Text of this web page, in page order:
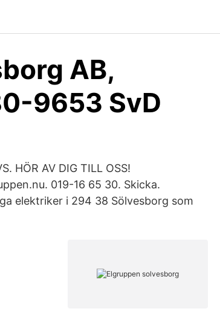
AB,
9653 SvD
HÖR AV DIG TILL OSS!
019-16 65 30. Skicka.
elektriker i 294 38 Sölvesborg som